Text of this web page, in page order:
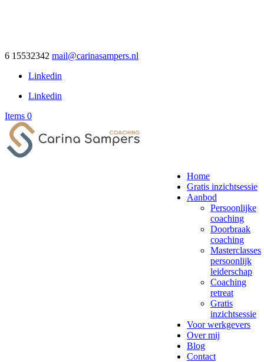
6 15532342 mail@carinasampers.nl
Linkedin
Linkedin
Items 0
Home
Gratis inzichtsessie
Aanbod
Persoonlijke
coaching
Doorbraak
coaching
Masterclasses
persoonlijk
leiderschap
Coaching
retreat
Gratis
inzichtsessie
Voor werkgevers
Over mij
Blog
Contact